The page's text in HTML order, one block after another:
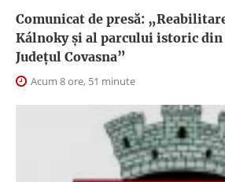
Comunicat de presă:
Kálnoky și al parcului istoric din
Județul Covasna”
Acum 8 ore, 51 minute